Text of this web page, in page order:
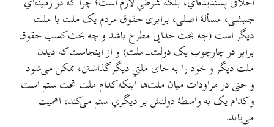
جنبشی، مسألهٔ اصلی، برابری حقوق مردم یک ملت با ملت
دیگر است (چه بحث جدایی مطرح باشد و چه بحث کسب حقوق
برابر در چارچوب یک دولت‌-ملت) و از اینجاست که دیدن
ملت دیگر و خود را به جای ملتي دیگر گذاشتن، ممکن می‌شود
و حتی در مراودات میان ملت‌ها اینکه کدام ملت تحت ستم است
و کدام یک به واسطهٔ دولتش بر دیگري ستم می‌کند، اهمیت
می‌یابد.